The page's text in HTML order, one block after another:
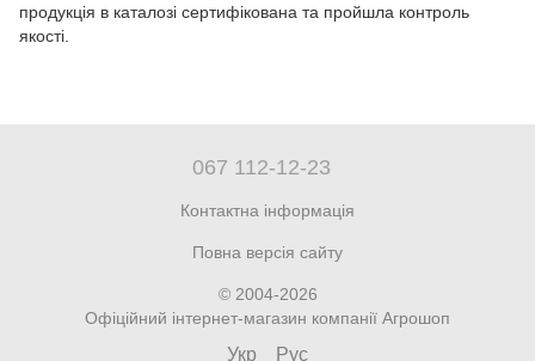
продукція в каталозі сертифікована та пройшла контроль
якості.
067 112-12-23
Контактна інформація
Повна версія сайту
© 2004-2026
Офіційний інтернет-магазин компанії Агрошоп
Укр Рус